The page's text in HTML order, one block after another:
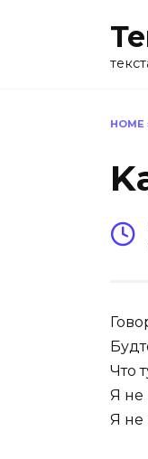
HOME
Что
Я не
Я не